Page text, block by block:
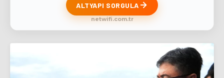
ALTYAPI SORGULA
netwifi.com.tr